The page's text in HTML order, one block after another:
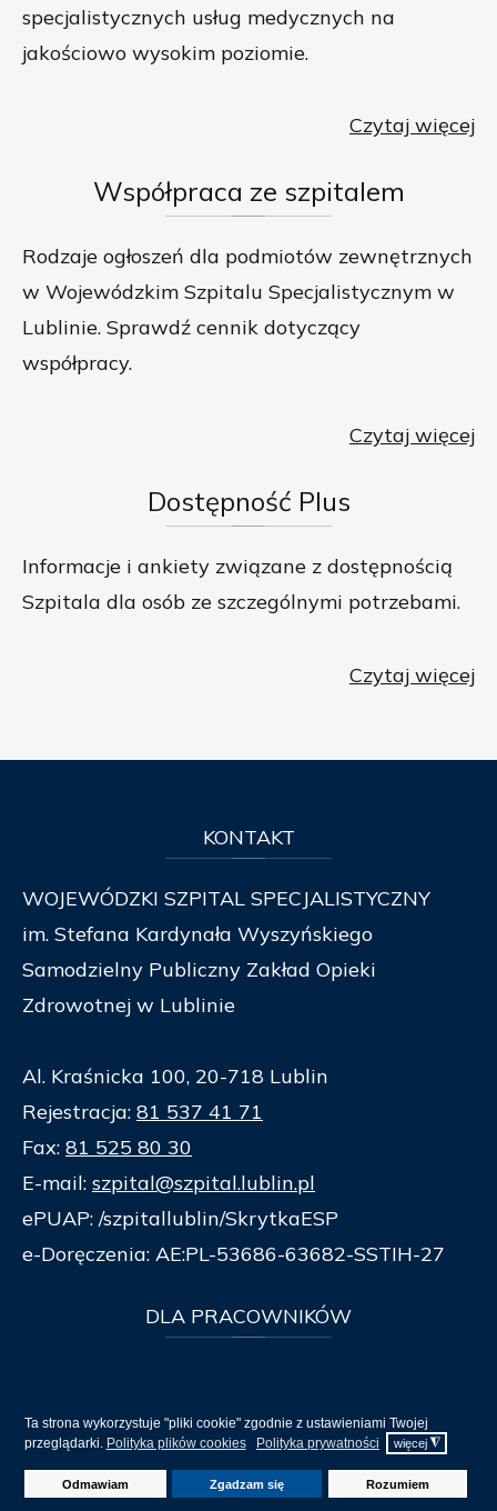
Ta strona wykorzystuje "pliki cookie" zgodnie z ustawieniami Twojej
przeglądarki. Polityka plików cookies Polityka prywatności więcej ◮
Odmawiam Zgadzam się Rozumiem
specjalistycznych usług medycznych na
jakościowo wysokim poziomie.
Czytaj więcej
Współpraca ze szpitalem
Rodzaje ogłoszeń dla podmiotów zewnętrznych
w Wojewódzkim Szpitalu Specjalistycznym w
Lublinie. Sprawdź cennik dotyczący
współpracy.
Czytaj więcej
Dostępność Plus
Informacje i ankiety związane z dostępnością
Szpitala dla osób ze szczególnymi potrzebami.
Czytaj więcej
KONTAKT
WOJEWÓDZKI SZPITAL SPECJALISTYCZNY
im. Stefana Kardynała Wyszyńskiego
Samodzielny Publiczny Zakład Opieki
Zdrowotnej w Lublinie
Al. Kraśnicka 100, 20-718 Lublin
Rejestracja: 81 537 41 71
Fax: 81 525 80 30
E-mail: szpital@szpital.lublin.pl
ePUAP: /szpitallublin/SkrytkaESP
e-Doręczenia: AE:PL-53686-63682-SSTIH-27
DLA PRACOWNIKÓW
Poczta- archiwum
Klauzula informacyjna (RODO)